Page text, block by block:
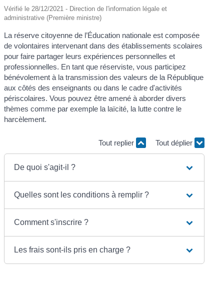
Vérifié le 28/12/2021 - Direction de l'information légale et
administrative (Première ministre)
La réserve citoyenne de l’Éducation nationale est composée
de volontaires intervenant dans des établissements scolaires
pour faire partager leurs expériences personnelles et
professionnelles. En tant que réserviste, vous participez
bénévolement à la transmission des valeurs de la République
aux côtés des enseignants ou dans le cadre d'activités
périscolaires. Vous pouvez être amené à aborder divers
thèmes comme par exemple la laïcité, la lutte contre le
harcèlement.
Tout replier Tout déplier
De quoi s'agit-il ?
Quelles sont les conditions à remplir ?
Comment s'inscrire ?
Les frais sont-ils pris en charge ?